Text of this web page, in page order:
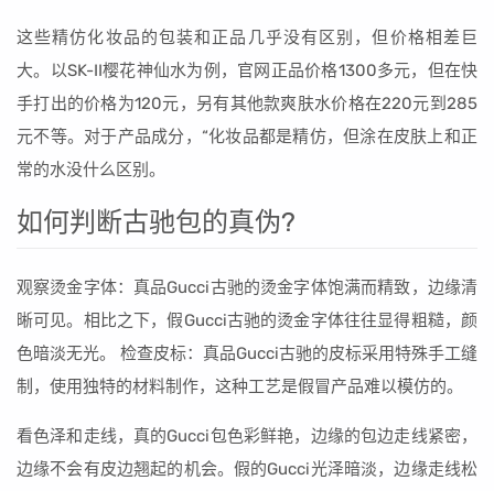
这些精仿化妆品的包装和正品几乎没有区别，但价格相差巨
大。以SK-II樱花神仙水为例，官网正品价格1300多元，但在快
手打出的价格为120元，另有其他款爽肤水价格在220元到285
元不等。对于产品成分，“化妆品都是精仿，但涂在皮肤上和正
常的水没什么区别。
如何判断古驰包的真伪?
观察烫金字体：真品Gucci古驰的烫金字体饱满而精致，边缘清
晰可见。相比之下，假Gucci古驰的烫金字体往往显得粗糙，颜
色暗淡无光。 检查皮标：真品Gucci古驰的皮标采用特殊手工缝
制，使用独特的材料制作，这种工艺是假冒产品难以模仿的。
看色泽和走线，真的Gucci包色彩鲜艳，边缘的包边走线紧密，
边缘不会有皮边翘起的机会。假的Gucci光泽暗淡，边缘走线松